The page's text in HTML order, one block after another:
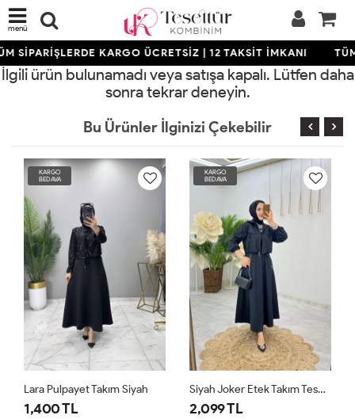
menü
SİPARİŞLERDE KARGO ÜCRETSİZ | 12 TAKSİT İMKANI
İlgili ürün bulunamadı veya satışa kapalı. Lütfen daha
sonra tekrar deneyin.
Bu Ürünler İlginizi Çekebilir
KARGO
BEDAVA
Lara Pulpayet Takım Siyah
1,400 TL
KARGO
BEDAVA
Siyah Joker Etek Takım Tesettür Giyim
2,099 TL